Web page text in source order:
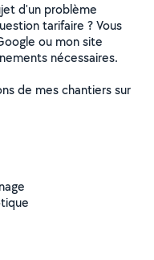
d'un problème
tarifaire ? Vous
ou mon site
nécessaires.
de mes chantiers sur